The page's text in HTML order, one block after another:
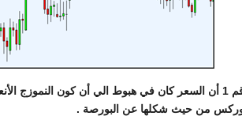
من حيث شكلها عن البورصة .